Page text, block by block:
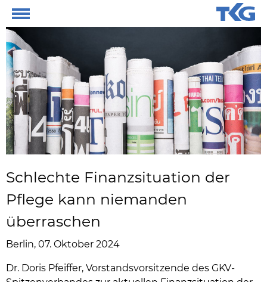
Schlechte Finanzsituation der
Pflege kann niemanden
überraschen
Berlin, 07. Oktober 2024
Dr. Doris Pfeiffer, Vorstandsvorsitzende des GKV-